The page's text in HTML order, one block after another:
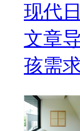
现代
文章
孩需